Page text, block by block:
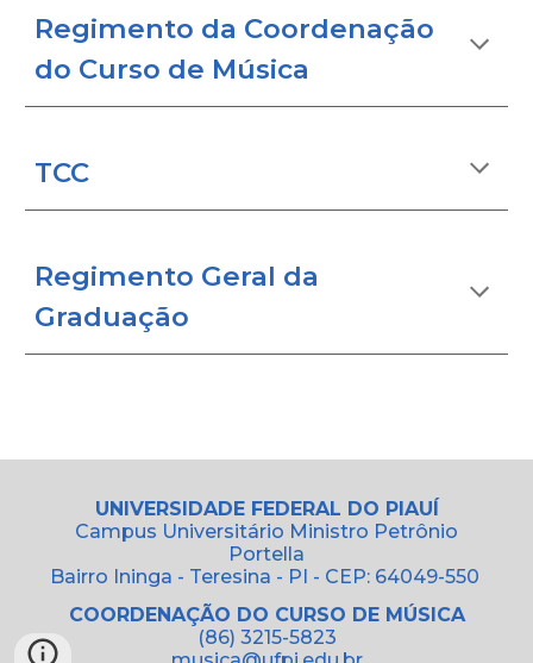
Regimento da Coordenação
do Curso de Música
TCC
Regimento Geral da
Graduação
UNIVERSIDADE FEDERAL DO PIAUÍ
Campus Universitário Ministro Petrônio
Portella
Bairro Ininga - Teresina - PI - CEP: 64049-550
COORDENAÇÃO DO CURSO DE MÚSICA
(86) 3215-5823